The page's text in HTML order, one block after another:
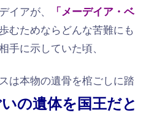
イアが、
「メーデイア・ベ
むためならどんな苦難にも
手に示していた頃、
は本物の遺骨を棺ごしに踏
いの遺体を国王だと